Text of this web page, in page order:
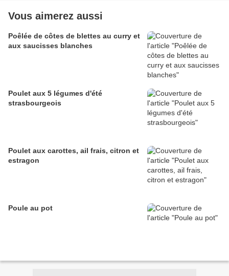
Vous aimerez aussi
Poêlée de côtes de blettes au curry et
aux saucisses blanches
Poulet aux 5 légumes d'été
strasbourgeois
Poulet aux carottes, ail frais, citron et
estragon
Poule au pot